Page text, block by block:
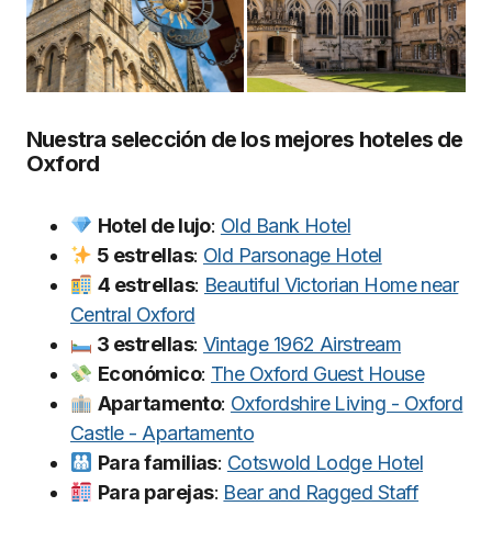
Nuestra selección de los mejores hoteles de
Oxford
Hotel de lujo: Old Bank Hotel
5 estrellas: Old Parsonage Hotel
4 estrellas: Beautiful Victorian Home near
Central Oxford
3 estrellas: Vintage 1962 Airstream
Económico: The Oxford Guest House
Apartamento: Oxfordshire Living - Oxford
Castle - Apartamento
Para familias: Cotswold Lodge Hotel
Para parejas: Bear and Ragged Staff